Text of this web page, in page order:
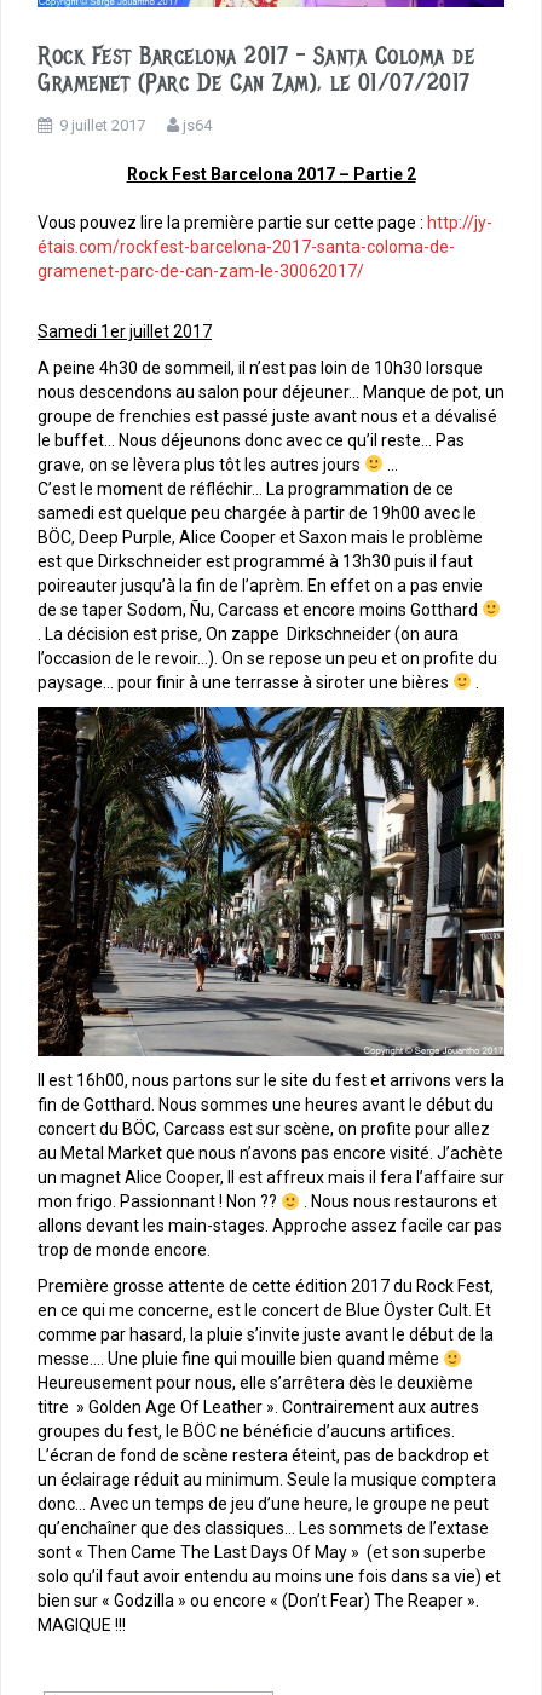
Rock Fest Barcelona 2017 – Santa Coloma de
Gramenet (Parc De Can Zam), le 01/07/2017
9 juillet 2017 js64
Rock Fest Barcelona 2017 – Partie 2
Vous pouvez lire la première partie sur cette page : http://jy-
étais.com/rockfest-barcelona-2017-santa-coloma-de-
gramenet-parc-de-can-zam-le-30062017/
Samedi 1er juillet 2017
A peine 4h30 de sommeil, il n’est pas loin de 10h30 lorsque
nous descendons au salon pour déjeuner… Manque de pot, un
groupe de frenchies est passé juste avant nous et a dévalisé
le buffet… Nous déjeunons donc avec ce qu’il reste… Pas
grave, on se lèvera plus tôt les autres jours
C’est le moment de réfléchir… La programmation de ce
samedi est quelque peu chargée à partir de 19h00 avec le
BÖC, Deep Purple, Alice Cooper et Saxon mais le problème
est que Dirkschneider est programmé à 13h30 puis il faut
poireauter jusqu’à la fin de l’aprèm. En effet on a pas envie
de se taper Sodom, Ñu, Carcass et encore moins Gotthard
. La décision est prise, On zappe Dirkschneider (on aura
l’occasion de le revoir…). On se repose un peu et on profite du
paysage… pour finir à une terrasse à siroter une bières
Il est 16h00, nous partons sur le site du fest et arrivons vers la
fin de Gotthard. Nous sommes une heures avant le début du
concert du BÖC, Carcass est sur scène, on profite pour allez
au Metal Market que nous n’avons pas encore visité. J’achète
un magnet Alice Cooper, Il est affreux mais il fera l’affaire sur
mon frigo. Passionnant ! Non ??
. Nous nous restaurons et
allons devant les main-stages. Approche assez facile car pas
trop de monde encore.
Première grosse attente de cette édition 2017 du Rock Fest,
en ce qui me concerne, est le concert de Blue Öyster Cult. Et
comme par hasard, la pluie s’invite juste avant le début de la
messe…. Une pluie fine qui mouille bien quand même
Heureusement pour nous, elle s’arrêtera dès le deuxième
titre » Golden Age Of Leather ». Contrairement aux autres
groupes du fest, le BÖC ne bénéficie d’aucuns artifices.
L’écran de fond de scène restera éteint, pas de backdrop et
un éclairage réduit au minimum. Seule la musique comptera
donc… Avec un temps de jeu d’une heure, le groupe ne peut
qu’enchaîner que des classiques… Les sommets de l’extase
sont « Then Came The Last Days Of May » (et son superbe
solo qu’il faut avoir entendu au moins une fois dans sa vie) et
bien sur « Godzilla » ou encore « (Don’t Fear) The Reaper ».
MAGIQUE !!!